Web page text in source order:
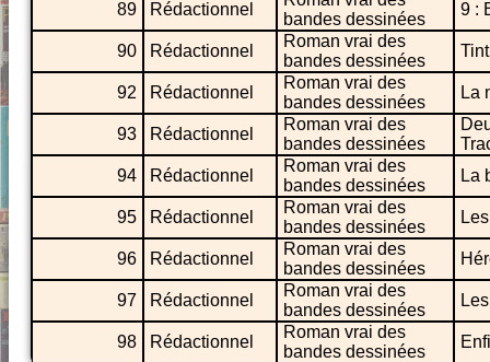
89 Rédactionnel
bandes dessinées
9 :
90 Rédactionnel
Roman vrai des
bandes dessinées
92 Rédactionnel
Roman vrai des
bandes dessinées
La
93 Rédactionnel
Roman vrai des
bandes dessinées
94
Rédactionnel
Roman vrai des
bandes dessinées
La
95 Rédactionnel
Roman vrai des
bandes dessinées
96 Rédactionnel
Roman vrai des
bandes dessinées
97 Rédactionnel
Roman vrai des
bandes dessinées
98 Rédactionnel
Roman vrai des
bandes dessinées